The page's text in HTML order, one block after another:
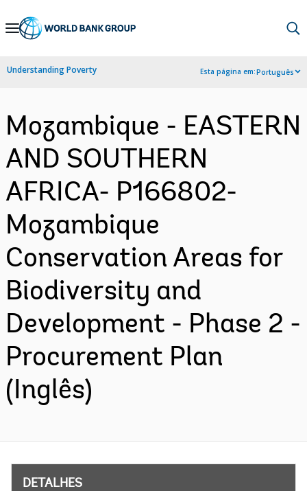
Skip
Navigation
Understanding Poverty Esta página em:Português
Mozambique - EASTERN
AND SOUTHERN
AFRICA- P166802-
Mozambique
Conservation Areas for
Biodiversity and
Development - Phase 2 -
Procurement Plan
(Inglês)
DETALHES